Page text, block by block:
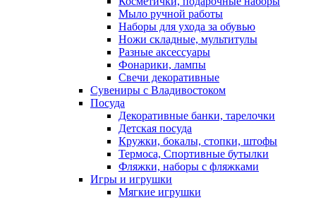
Мыло ручной работы
Наборы для ухода за обувью
Ножи складные, мультитулы
Разные аксессуары
Фонарики, лампы
Свечи декоративные
Сувениры с Владивостоком
Посуда
Декоративные банки, тарелочки
Детская посуда
Кружки, бокалы, стопки, штофы
Термоса, Спортивные бутылки
Фляжки, наборы с фляжками
Игры и игрушки
Мягкие игрушки